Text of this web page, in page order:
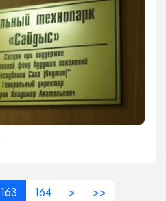
163 164 > >>